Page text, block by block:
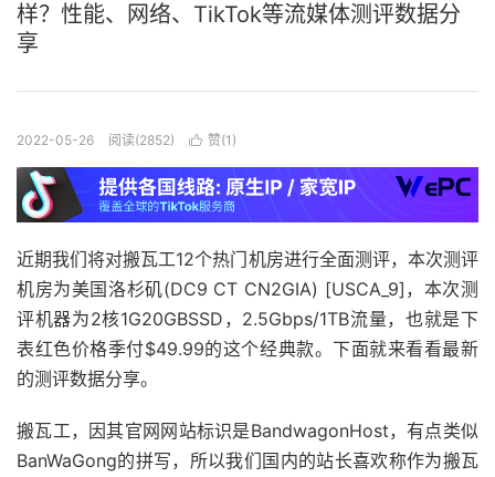
样？性能、网络、TikTok等流媒体测评数据分
享
2022-05-26 阅读(2852)  赞(1 )
近期我们将对搬瓦工12个热门机房进行全面测评，本次测评
机房为美国洛杉矶(DC9 CT CN2GIA) [USCA_9]，本次测
评机器为2核1G20GBSSD，2.5Gbps/1TB流量，也就是下
表红色价格季付$49.99的这个经典款。下面就来看看最新
的测评数据分享。
搬瓦工，因其官网网站标识是BandwagonHost，有点类似
BanWaGong的拼写，所以我们国内的站长喜欢称作为搬瓦